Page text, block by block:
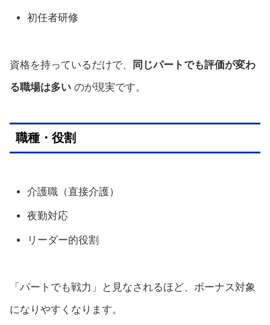
初任者研修
資格を持っているだけで、
同じパートでも評価が変わ
る職場は多い のが現実です。
職種・役割
介護職（直接介護）
夜勤対応
リーダー的役割
「パートでも戦力」と見なされるほど、ボーナス対象
になりやすくなります。